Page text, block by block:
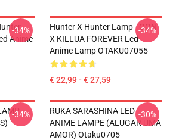
-
Anime
-34%
Hunter X Hunter Lamp - GON
X KILLUA FOREVER Led
Anime Lamp OTAKU07055
€ 22,99 - € 27,59
-34%
-34%
RUKA SARASHINA LED
ANIME LAMPE (ALUGAR UMA
AMOR) Otaku0705
-30%